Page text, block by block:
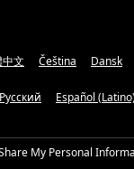
文 Čeština Dansk
Русский Español
My Personal